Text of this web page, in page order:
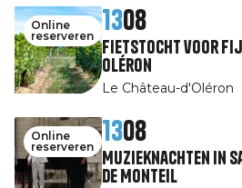
Online
reserveren
1308
Fietstocht voor
Oléron
Le Château-d'Oléron
Online
reserveren
1308
Muzieknachten in
de Monteil